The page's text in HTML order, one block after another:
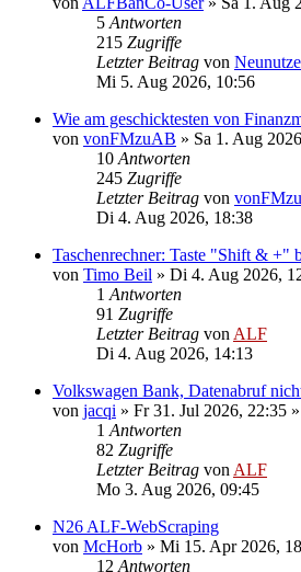
5 Antworten
215 Zugriffe
Letzter Beitrag von
Mi 5. Aug 2026, 10:56
Wie am geschicktesten von
von vonFMzuAB » Sa 1. Aug
10 Antworten
245 Zugriffe
Letzter Beitrag von
Di 4. Aug 2026, 18:38
Taschenrechner: Taste "Shift & +"
von Timo Beil » Di 4. Aug 2026,
1 Antworten
91 Zugriffe
Letzter Beitrag von ALF
Di 4. Aug 2026, 14:13
Volkswagen Bank, Datenabruf
von jacqi » Fr 31. Jul 2026, 22:35
1 Antworten
82 Zugriffe
Letzter Beitrag von ALF
Mo 3. Aug 2026, 09:45
N26 ALF-WebScraping
von McHorb » Mi 15. Apr 2026,
12 Antworten